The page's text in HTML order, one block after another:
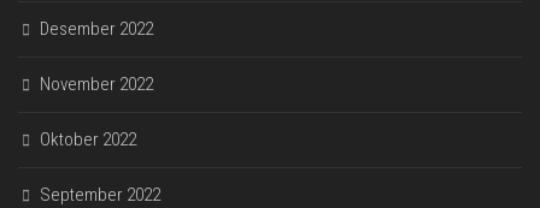
Desember 2022
November 2022
Oktober 2022
September 2022